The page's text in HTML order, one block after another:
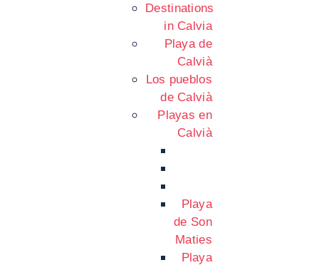
Destinations
in Calvia
Playa de
Calvià
Los pueblos
de Calvià
Playas en
Calvià
Playa
de Son
Maties
Playa